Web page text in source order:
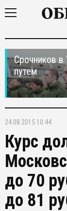
Срочников
путем
24.08.2015 10:44
Курс
до 70
до 81